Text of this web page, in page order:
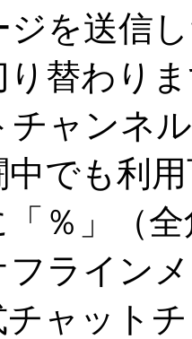
ジを送信
り替わり
チャンネ
中でも利
％」（
ライン
ャット